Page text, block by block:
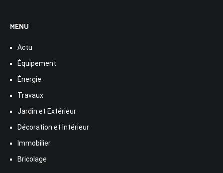
MENU
Actu
Équipement
Énergie
Travaux
Jardin et Extérieur
Décoration et Intérieur
Immobilier
Bricolage